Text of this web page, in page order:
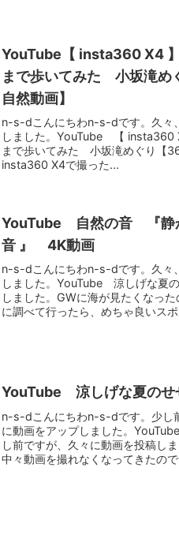
YouTube【 insta360 X4
まで歩いてみた 小坂滝め
自然動画】
n-s-dこんにちわn-s-dです。久々
しました。YouTube 【 insta360
まで歩いてみた 小坂滝めぐり【
insta360 X4で撮った...
YouTube 自然の音 『静
音 』 4K動画
n-s-dこんにちわn-s-dです。久々
しました。YouTube 涼しげな夏
しました。GWに海が見たくなっ
に調べて行ったら、めちゃ良いス
YouTube 涼しげな夏のせ
n-s-dこんにちわn-s-dです。少し
に動画をアップしました。
し前ですが、久々に動画を投稿し
中々動画を撮れなくなってきたの